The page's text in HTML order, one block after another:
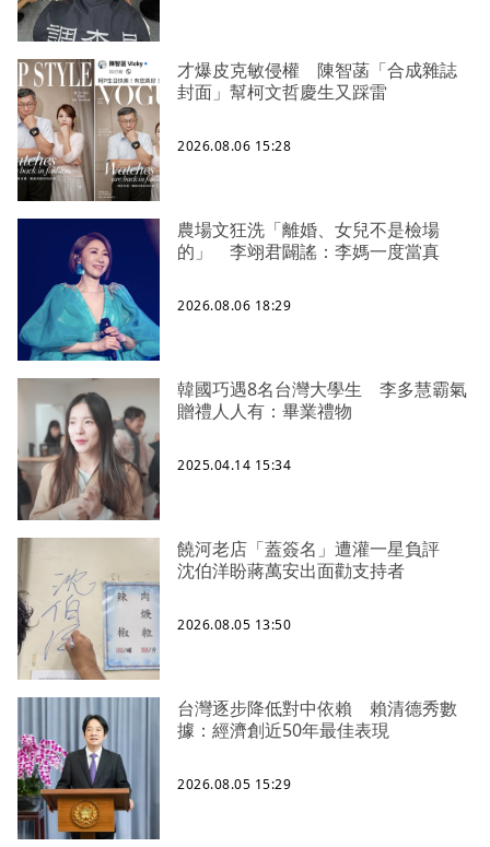
才爆皮克敏侵權 陳智菡「合成雜誌
封面」幫柯文哲慶生又踩雷
2026.08.06 15:28
農場文狂洗「離婚、女兒不是檢場
的」 李翊君闢謠：李媽一度當真
2026.08.06 18:29
韓國巧遇8名台灣大學生 李多慧霸氣
贈禮人人有：畢業禮物
2025.04.14 15:34
饒河老店「蓋簽名」遭灌一星負評
沈伯洋盼蔣萬安出面勸支持者
2026.08.05 13:50
台灣逐步降低對中依賴 賴清德秀數
據：經濟創近50年最佳表現
2026.08.05 15:29